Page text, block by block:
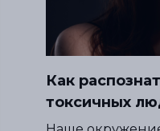
Как
токсичных